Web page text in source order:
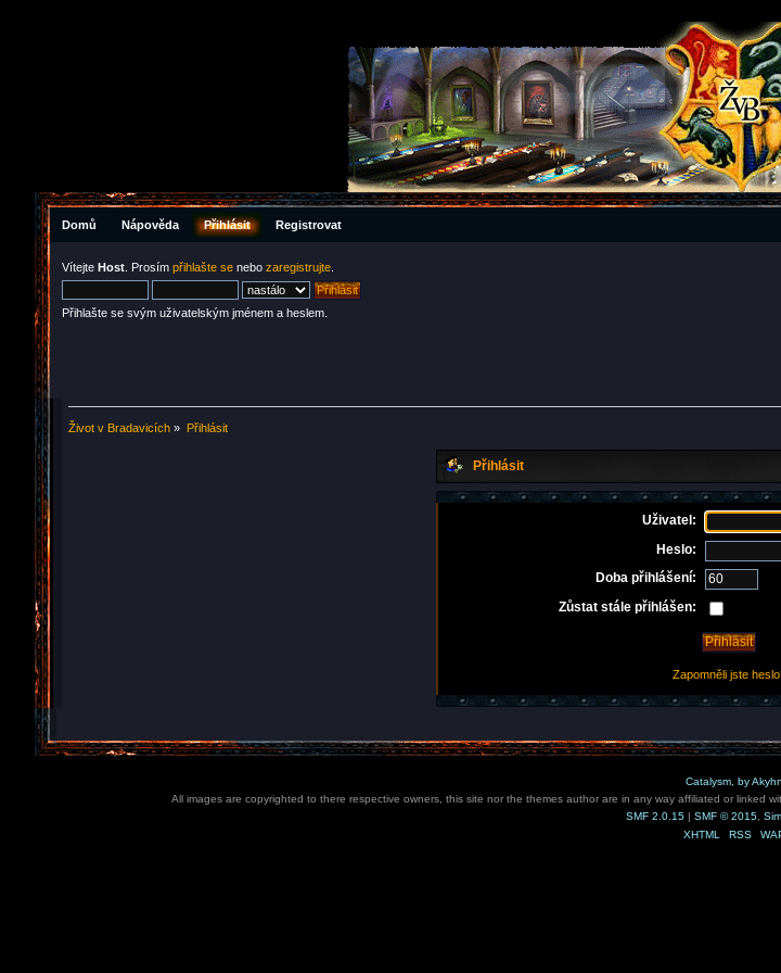
Domů Nápověda Přihlásit Registrovat
Vítejte Host . Prosím přihlašte se nebo zaregistrujte
Přihlašte se svým uživatelským jménem a heslem.
Život v Bradavicích » Přihlásit
Přihlásit
Uživatel:
Heslo:
Doba přihlášení:
Zůstat stále přihlášen:
Zapomněli jste
Catalysm, by
All images are copyrighted to there respective owners, this site nor the themes author are in any way affiliated or linked
SMF 2.0.15 | SMF © 2015,
XHTML
RSS